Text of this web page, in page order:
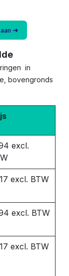
➜
in
bovengronds
excl.
excl. BTW
excl. BTW
excl. BTW